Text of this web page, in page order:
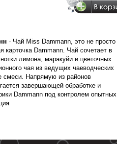
- Чай Miss Dammann, это не просто
Dammann. Чай сочетает в
лимона, маракуйи и цветочных
чая из ведущих чаеводческих
смеси. Напрямую из районов
завершающей обработке и
Dammann под контролем опытных